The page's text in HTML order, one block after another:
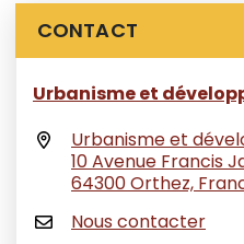
Informations
CONTACT
Urbanisme et
Urbanisme et
10 Avenue Francis
64300 Orthez,
Nous contacter